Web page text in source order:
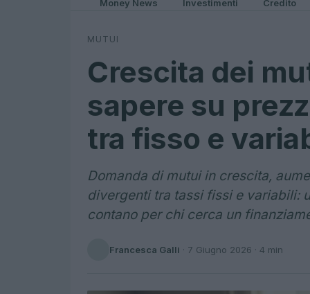
Money News Investimenti Credito
MUTUI
Crescita dei
sapere su
tra fisso e
Domanda di mutui in crescita,
divergenti tra tassi fissi e variabili:
contano per chi cerca un
Francesca Galli · 7 Giugno 2026 · 4 min